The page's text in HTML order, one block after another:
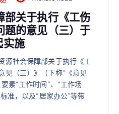
部关于执行《工伤
题的意见（三）于
实施
源社会保障部关于执行《工
见（三）》（下称“《意见
素“工作时间”、“工作场
准，以及“居家办公”等带